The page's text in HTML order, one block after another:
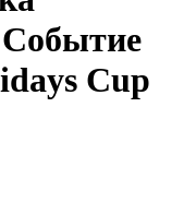
Cup